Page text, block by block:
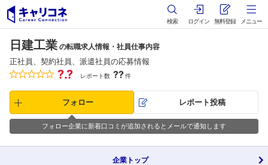
検索 ログイン 無料登録 メニュー
日建工業 の転職求人情報・社員仕事内容
正社員、契約社員、派遣社員の応募情報
?.? レポート数 ??件
フォロー レポート投稿
フォロー企業に新着口コミが追加されるとメールで通知します
企業 トップ